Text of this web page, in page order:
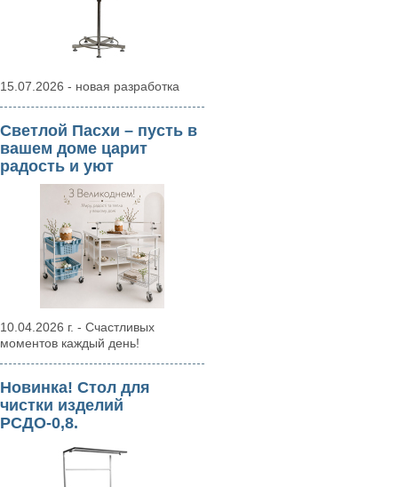
15.07.2026 - новая разработка
Светлой Пасхи – пусть в
вашем доме царит
радость и уют
10.04.2026 г. - Счастливых
моментов каждый день!
Новинка! Стол для
чистки изделий
РСДО-0,8.